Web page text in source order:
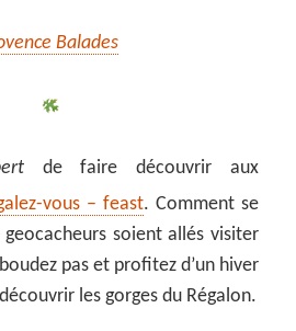
Balades
de faire découvrir aux
vous – feast. Comment se
soient allés visiter
pas et profitez d’un hiver
les gorges du Régalon.